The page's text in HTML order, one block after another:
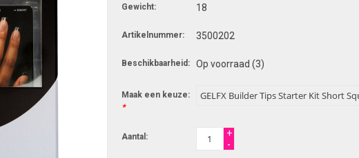
Gewicht: 18
Artikelnummer: 3500202
Beschikbaarheid: Op voorraad (3)
Maak een keuze:
*
Aantal:
+
-